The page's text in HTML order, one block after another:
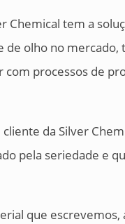
Chemical tem a
de olho no
com processos de
da Silver
pela seriedade e
que